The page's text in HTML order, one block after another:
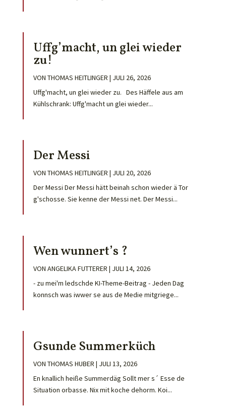
Uffg’macht, un glei wieder
zu!
VON THOMAS HEITLINGER | JULI 26, 2026
Uffg'macht, un glei wieder zu. Des Häffele aus am
Kühlschrank: Uffg'macht un glei wieder...
Der Messi
VON THOMAS HEITLINGER | JULI 20, 2026
Der Messi Der Messi hätt beinah schon wieder ä Tor
g'schosse. Sie kenne der Messi net. Der Messi...
Wen wunnert’s ?
VON ANGELIKA FUTTERER | JULI 14, 2026
- zu mei'm ledschde KI-Theme-Beitrag - Jeden Dag
konnsch was iwwer se aus de Medie mitgriege...
Gsunde Summerküch
VON THOMAS HUBER | JULI 13, 2026
En knallich heiße Summerdäg Sollt mer s´ Esse de
Situation orbasse. Nix mit koche dehorm. Koi...